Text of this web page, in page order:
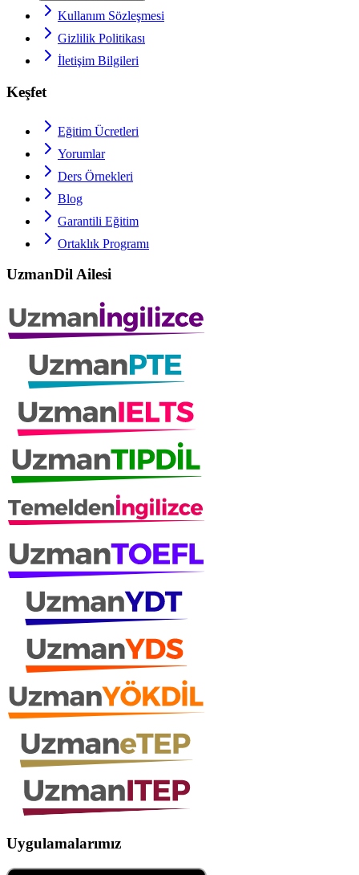
Kullanım Sözleşmesi
Gizlilik Politikası
İletişim Bilgileri
Keşfet
Eğitim Ücretleri
Yorumlar
Ders Örnekleri
Blog
Garantili Eğitim
Ortaklık Programı
UzmanDil Ailesi
Uygulamalarımız